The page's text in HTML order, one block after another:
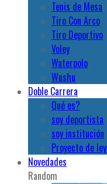
Tenis de Mesa
Tiro Con Arco
Tiro Deportivo
Voley
Waterpolo
Wushu
Doble Carrera
Qué es?
soy deportista
soy institución
Proyecto de ley
Novedades
Random